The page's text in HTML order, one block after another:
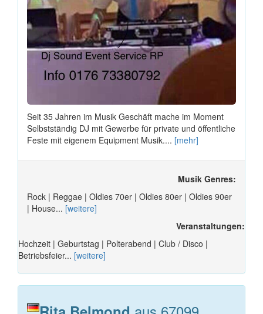
Seit 35 Jahren im Musik Geschäft mache im Moment
Selbstständig DJ mit Gewerbe für private und öffentliche
Feste mit eigenem Equipment Musik.... [mehr]
Musik Genres:
Rock | Reggae | Oldies 70er | Oldies 80er | Oldies 90er
| House... [weitere]
Veranstaltungen:
Hochzeit | Geburtstag | Polterabend | Club / Disco |
Betriebsfeier... [weitere]